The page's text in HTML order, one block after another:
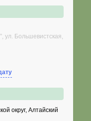
ул. Большевистская,
округ, Алтайский